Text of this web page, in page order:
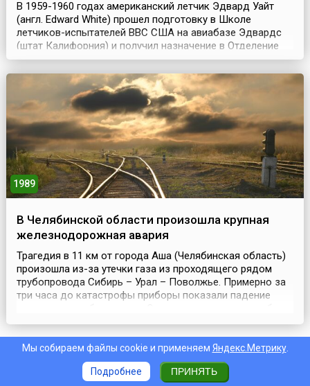
В 1959-1960 годах американский летчик Эдвард Уайт
(англ. Edward White) прошел подготовку в Школе
летчиков-испытателей ВВС США на авиабазе Эдвардс
(штат Калифорния) и получил назначение в Отделение
авиационных систем на авиабазу Райт-Паттерсон (возле
Дейтона, штат Огайо). Именно здесь произошло его
первое соприкосновение с космической работой. Уайт
был пилотом самолета KC-135, который использов...
1989
В Челябинской области произошла крупная
железнодорожная авария
Трагедия в 11 км от города Аша (Челябинская область)
произошла из-за утечки газа из проходящего рядом
трубопровода Сибирь – Урал – Поволжье. Примерно за
три часа до катастрофы приборы показали падение
искать утечку, дежурный персонал лишь увеличил
подачу газа для восстановления давления. В результате
через метровую трещину в трубе под давление...
Мы собираем файлы cookie и применяем Яндекс.Метрику.
Подробнее ПРИНЯТЬ